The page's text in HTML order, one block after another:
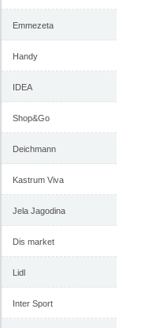
Emmezeta
Handy
IDEA
Shop&Go
Deichmann
Kastrum Viva
Jela Jagodina
Dis market
Lidl
Inter Sport